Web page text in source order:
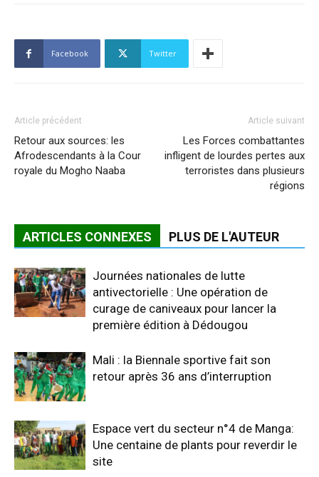
Facebook Twitter
Article précédent
Retour aux sources: les
Afrodescendants à la Cour
royale du Mogho Naaba
Article suivant
Les Forces combattantes
infligent de lourdes pertes aux
terroristes dans plusieurs
régions
ARTICLES CONNEXES PLUS DE L'AUTEUR
Journées nationales de lutte
antivectorielle : Une opération de
curage de caniveaux pour lancer la
première édition à Dédougou
Mali : la Biennale sportive fait son
retour après 36 ans d’interruption
Espace vert du secteur n°4 de Manga:
Une centaine de plants pour reverdir le
site